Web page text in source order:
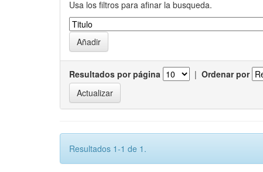
Usa los filtros para afinar la busqueda.
Resultados por página | Ordenar por
Resultados 1-1 de 1.